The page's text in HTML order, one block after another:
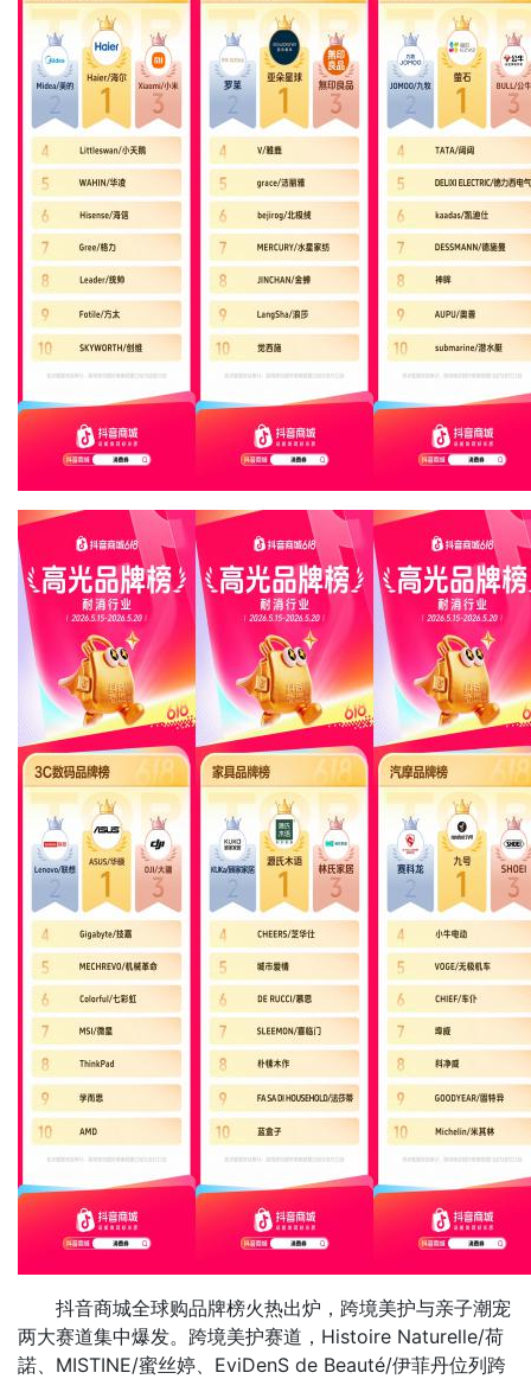
抖音商城全球购品牌榜火热出炉，跨境美护与亲子潮宠
两大赛道集中爆发。跨境美护赛道，Histoire Naturelle/荷
諾、MISTINE/蜜丝婷、EviDenS de Beauté/伊菲丹位列跨